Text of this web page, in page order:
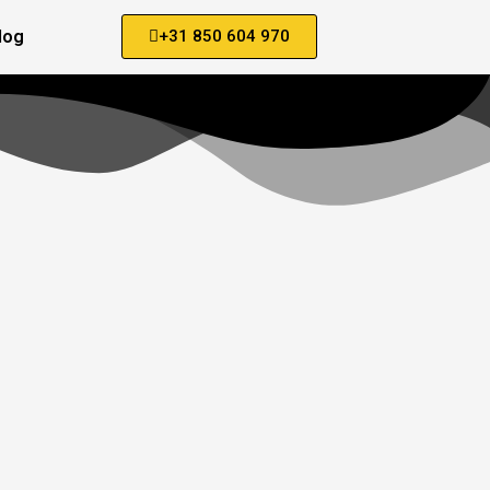
+31 850 604 970